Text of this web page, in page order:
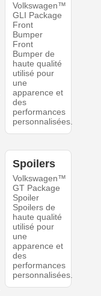
Volkswagen™
GLI Package
Front
Bumper
Front
Bumper de
haute qualité
utilisé pour
une
apparence et
des
performances
personnalisées.
Spoilers
Volkswagen™
GT Package
Spoiler
Spoilers de
haute qualité
utilisé pour
une
apparence et
des
performances
personnalisées.